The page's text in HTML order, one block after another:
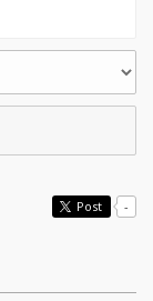
Post -